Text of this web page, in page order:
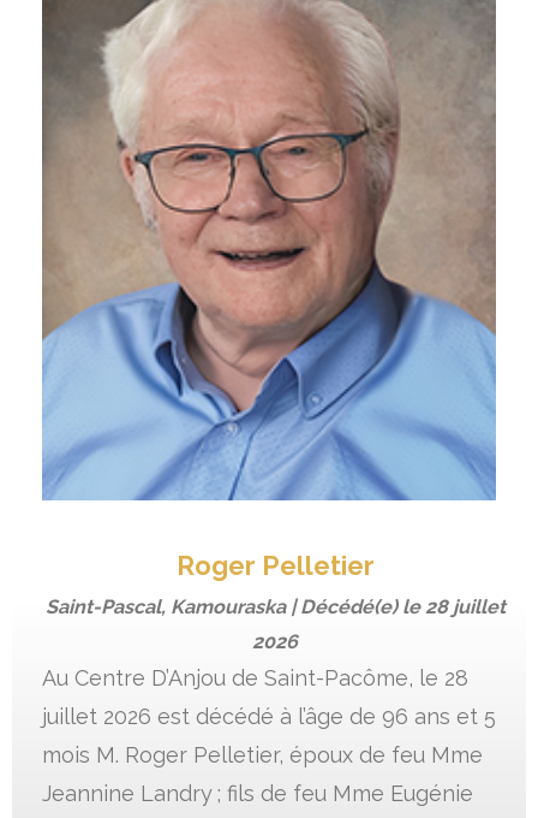
Roger Pelletier
Saint-Pascal, Kamouraska | Décédé(e) le28 juillet
2026
Au Centre D’Anjou de Saint-Pacôme, le 28
juillet 2026 est décédé à l’âge de 96 ans et 5
mois M. Roger Pelletier, époux de feu Mme
Jeannine Landry ; fils de feu Mme Eugénie